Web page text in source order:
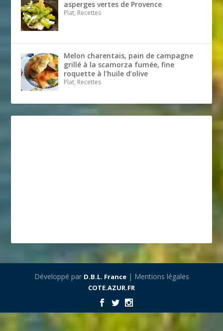
asperges vertes de Provence
Plat, Recettes
Melon charentais, pain de campagne
grillé à la scamorza fumée, fine
roquette à l’huile d’olive
Plat, Recettes
Développé par D.B.L. France| Mentions légales
COTE.AZUR.FR